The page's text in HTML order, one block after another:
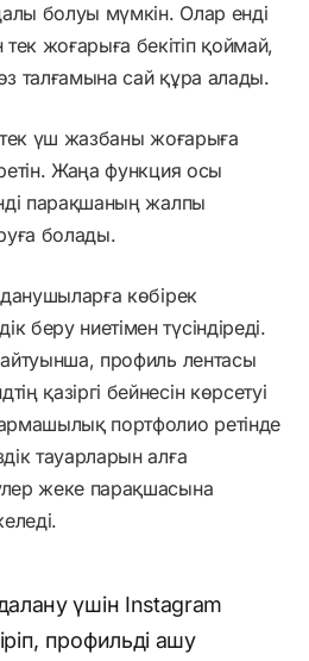
болуы мүмкін. Олар енді
жоғарыға бекітіп қоймай,
талғамына сай құра алады.
тек үш жазбаны жоғарыға
Жаңа функция осы
парақшаның жалпы
болады.
көбірек
беру ниетімен түсіндіреді.
айтуынша, профиль лентасы
қазіргі бейнесін көрсетуі
портфолио ретінде
тауарларын алға
жеке парақшасына
үшін Instagram
профильді ашу